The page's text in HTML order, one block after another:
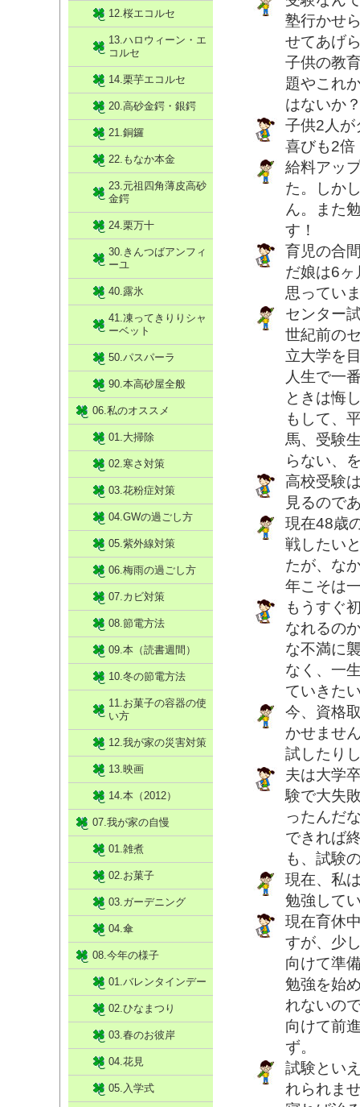
塾行かせ
せてあげ
子供の教
題やこれ
はないか
子供2人が
喜びも2倍
給料アッ
た。しか
ん。また
す！
育児の合
だ娘は6ヶ
思ってい
センター
世紀前の
立大学を
人生で一
ときは悔
もして、
馬、受験
らない、
高校受験
見るので
現在48歳
戦したい
たが、な
年こそは
もうすぐ
なれるの
な不満に
なく、一
ていきた
今、資格
かせませ
試したり
夫は大学
験で大失
ったんだ
できれば
も、試験
現在、私
勉強して
現在育休
すが、少
向けて準
勉強を始
れないの
向けて前
ず。
試験とい
れられま
12.桜エコルセ
13.ハロウィーン・エ
コルセ
14.栗芋エコルセ
20.高砂金鍔・銀鍔
21.銅鑼
22.もなか本金
23.元祖四角薄皮高砂
金鍔
24.栗万十
30.きんつばアンフィ
ーユ
40.露氷
41.凍ってきりりシャ
ーベット
50.パスパーラ
90.本高砂屋全般
06.私のオススメ
01.大掃除
02.寒さ対策
03.花粉症対策
04.GWの過ごし方
05.紫外線対策
06.梅雨の過ごし方
07.カビ対策
08.節電方法
09.本（読書週間）
10.冬の節電方法
11.お菓子の容器の使
い方
12.我が家の災害対策
13.映画
14.本（2012）
07.我が家の自慢
01.雑煮
02.お菓子
03.ガーデニング
04.傘
08.今年の様子
01.バレンタインデー
02.ひなまつり
03.春のお彼岸
04.花見
05.入学式